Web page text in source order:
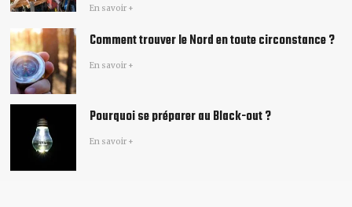
En savoir +
Comment trouver le Nord en toute circonstance ?
En savoir +
Pourquoi se préparer au Black-out ?
En savoir +